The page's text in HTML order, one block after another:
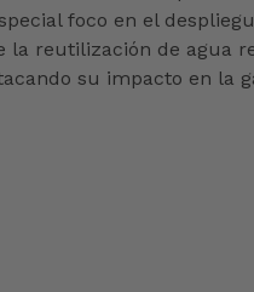
foco en el
la reutilización de agua
su impacto en la